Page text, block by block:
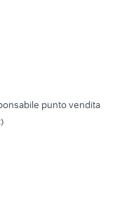
punto vendita
)